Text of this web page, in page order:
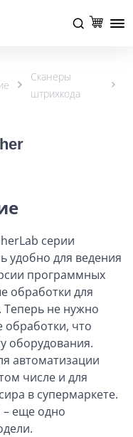
Сканеры
штрихкода
серии
удобно для ведения
программных
обработки для
не нужно
обработки, что
оборудования.
автоматизации
числе и для
в супермаркете.
– еще одно